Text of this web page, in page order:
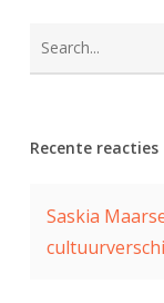
Recente reacties
Saskia